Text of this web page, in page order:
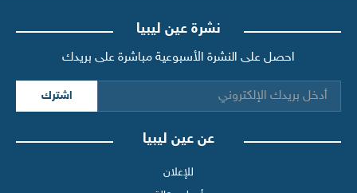
نشرة عين ليبيا
احصل على النشرة الأسبوعية مباشرة على بريدك
اشترك
عن عين ليبيا
للإعلان